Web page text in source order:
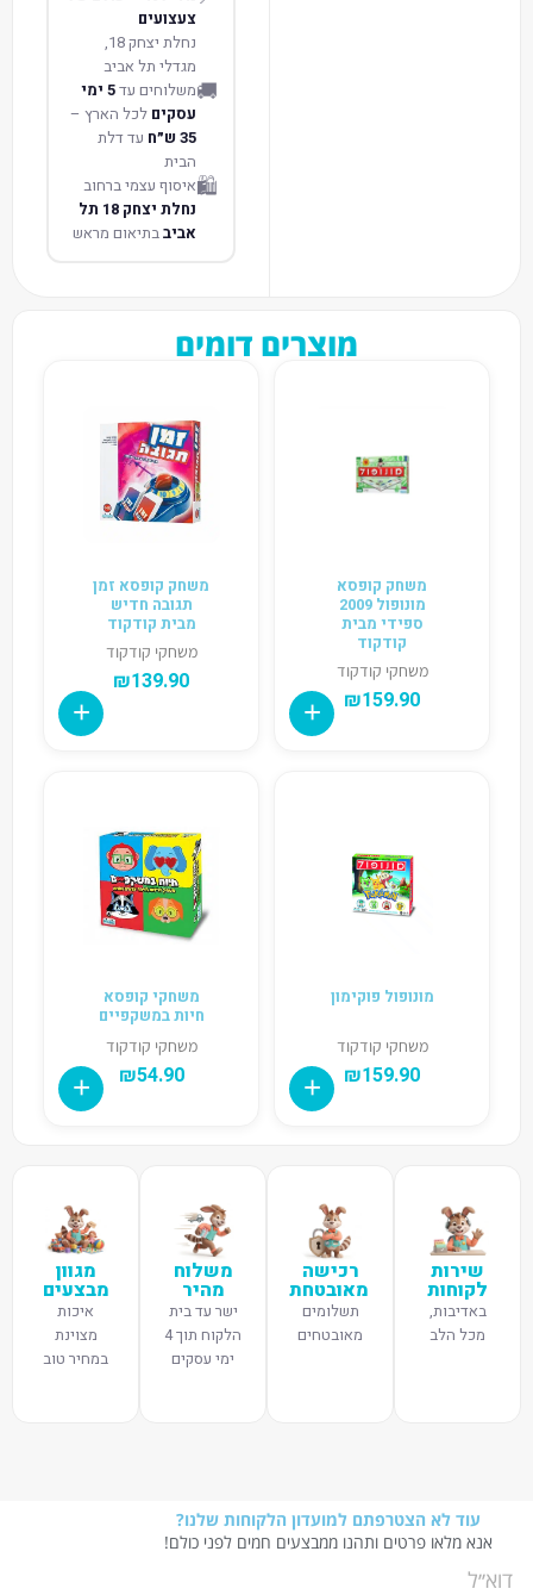
צעצועים
נחלת יצחק 18,
מגדלי תל אביב
🚚משלוחים עד 5 ימי
עסקים לכל הארץ –
35 ש״ח
עד דלת
הבית
🛍️איסוף עצמי ברחוב
נחלת יצחק 18 תל
אביבבתיאום מראש
מוצרים דומים
משחק קופסא
מונופול 2009
ספידי מבית
קודקוד
משחקי קודקוד
₪159.90
משחק קופסא זמן
תגובה חדיש
מבית קודקוד
משחקי קודקוד
₪139.90
מונופול פוקימון
משחקי קודקוד
₪159.90
משחקי קופסא
חיות במשקפיים
משחקי קודקוד
₪54.90
שירות
לקוחות
באדיבות,
מכל הלב
רכישה
מאובטחת
תשלומים
מאובטחים
משלוח
מהיר
ישר עד בית
הלקוח תוך 4
ימי עסקים
מגוון
מבצעים
איכות
מצוינת
במחיר טוב
עוד לא הצטרפתם למועדון הלקוחות שלנו?
אנא מלאו פרטים ותהנו ממבצעים חמים לפני כולם!